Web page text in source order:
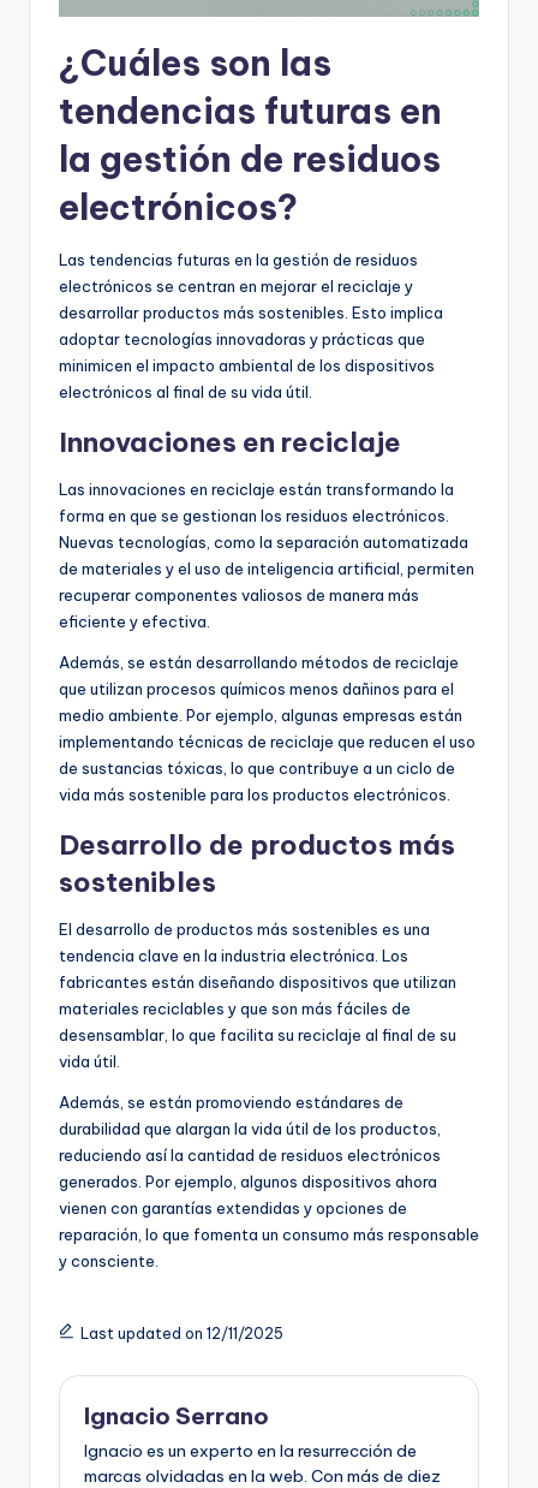
¿Cuáles son las
tendencias futuras en
la gestión de residuos
electrónicos?
Las tendencias futuras en la gestión de residuos
electrónicos se centran en mejorar el reciclaje y
desarrollar productos más sostenibles. Esto implica
adoptar tecnologías innovadoras y prácticas que
minimicen el impacto ambiental de los dispositivos
electrónicos al final de su vida útil.
Innovaciones en reciclaje
Las innovaciones en reciclaje están transformando la
forma en que se gestionan los residuos electrónicos.
Nuevas tecnologías, como la separación automatizada
de materiales y el uso de inteligencia artificial, permiten
recuperar componentes valiosos de manera más
eficiente y efectiva.
Además, se están desarrollando métodos de reciclaje
que utilizan procesos químicos menos dañinos para el
medio ambiente. Por ejemplo, algunas empresas están
implementando técnicas de reciclaje que reducen el uso
de sustancias tóxicas, lo que contribuye a un ciclo de
vida más sostenible para los productos electrónicos.
Desarrollo de productos más
sostenibles
El desarrollo de productos más sostenibles es una
tendencia clave en la industria electrónica. Los
fabricantes están diseñando dispositivos que utilizan
materiales reciclables y que son más fáciles de
desensamblar, lo que facilita su reciclaje al final de su
vida útil.
Además, se están promoviendo estándares de
durabilidad que alargan la vida útil de los productos,
reduciendo así la cantidad de residuos electrónicos
generados. Por ejemplo, algunos dispositivos ahora
vienen con garantías extendidas y opciones de
reparación, lo que fomenta un consumo más responsable
y consciente.
Last updated on 12/11/2025
Ignacio Serrano
Ignacio es un experto en la resurrección de
marcas olvidadas en la web. Con más de diez